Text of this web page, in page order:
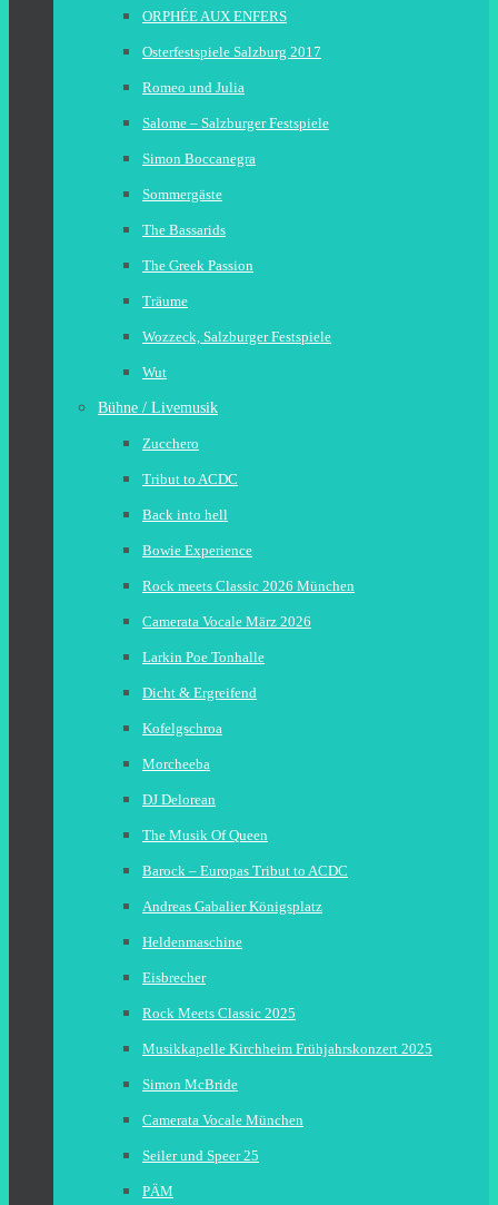
ORPHÉE AUX ENFERS
Osterfestspiele Salzburg 2017
Romeo und Julia
Salome – Salzburger Festspiele
Simon Boccanegra
Sommergäste
The Bassarids
The Greek Passion
Träume
Wozzeck, Salzburger Festspiele
Wut
Bühne / Livemusik
Zucchero
Tribut to ACDC
Back into hell
Bowie Experience
Rock meets Classic 2026 München
Camerata Vocale März 2026
Larkin Poe Tonhalle
Dicht & Ergreifend
Kofelgschroa
Morcheeba
DJ Delorean
The Musik Of Queen
Barock – Europas Tribut to ACDC
Andreas Gabalier Königsplatz
Heldenmaschine
Eisbrecher
Rock Meets Classic 2025
Musikkapelle Kirchheim Frühjahrskonzert 2025
Simon McBride
Camerata Vocale München
Seiler und Speer 25
PÄM